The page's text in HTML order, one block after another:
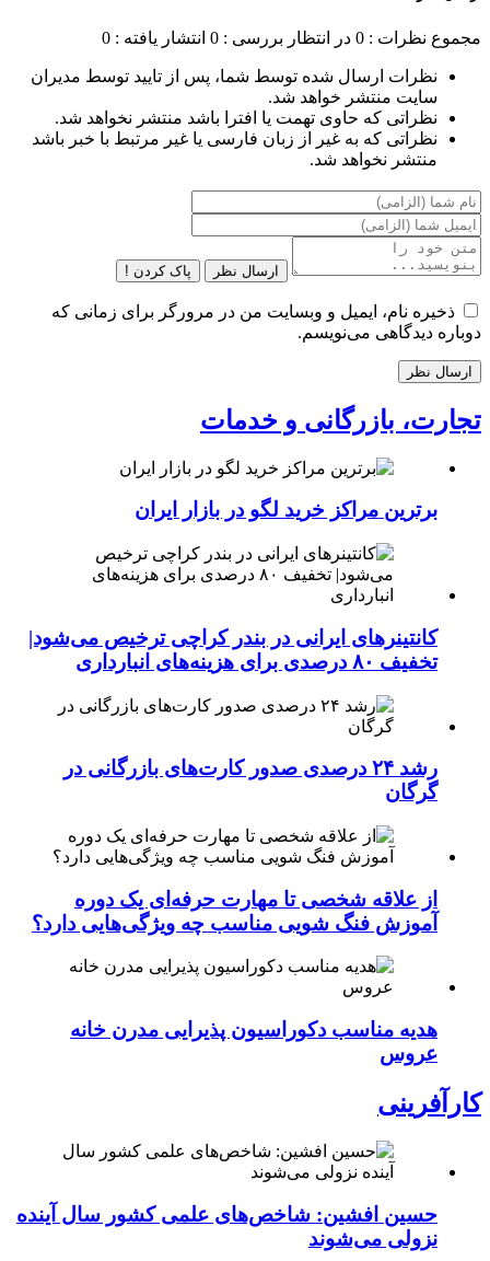
مجموع نظرات : 0 در انتظار بررسی : 0 انتشار یافته : 0
نظرات ارسال شده توسط شما، پس از تایید توسط مدیران
سایت منتشر خواهد شد.
نظراتی که حاوی تهمت یا افترا باشد منتشر نخواهد شد.
نظراتی که به غیر از زبان فارسی یا غیر مرتبط با خبر باشد
منتشر نخواهد شد.
ارسال نظر پاک کردن !
ذخیره نام، ایمیل و وبسایت من در مرورگر برای زمانی که
دوباره دیدگاهی می‌نویسم.
تجارت، بازرگانی و خدمات
برترین مراکز خرید لگو در بازار ایران
کانتینرهای ایرانی در بندر کراچی ترخیص می‌شود|
تخفیف ۸۰ درصدی برای هزینه‌های انبارداری
رشد ۲۴ درصدی صدور کارت‌های بازرگانی در
گرگان
از علاقه شخصی تا مهارت حرفه‌ای یک دوره
آموزش فنگ شویی مناسب چه ویژگی‌هایی دارد؟
هدیه مناسب دکوراسیون پذیرایی مدرن خانه
عروس
کارآفرینی
حسین افشین: شاخص‌های علمی کشور سال آینده
نزولی می‌شوند